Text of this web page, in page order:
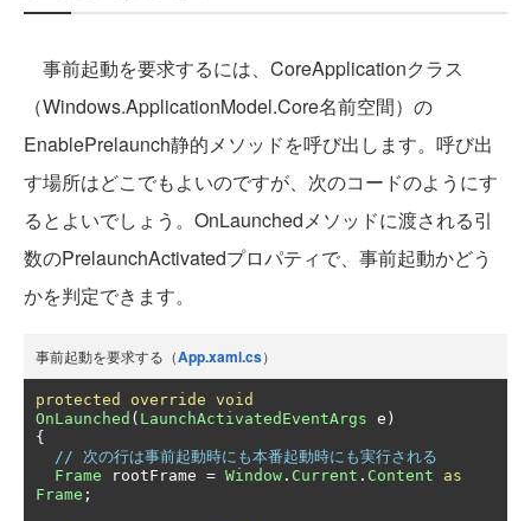
事前起動を要求するには、CoreApplicationクラス
（Windows.ApplicationModel.Core名前空間）の
EnablePrelaunch静的メソッドを呼び出します。呼び出
す場所はどこでもよいのですが、次のコードのようにす
るとよいでしょう。OnLaunchedメソッドに渡される引
数のPrelaunchActivatedプロパティで、事前起動かどう
かを判定できます。
事前起動を要求する（App.xaml.cs）
protected override void
OnLaunched ( LaunchActivatedEventArgs e )
{
// 次の行は事前起動時にも本番起動時にも実行される
Frame rootFrame = Window . Current . Content
as
Frame ;